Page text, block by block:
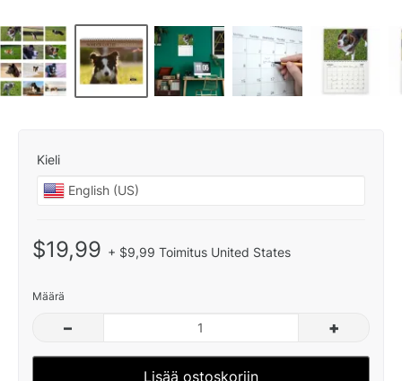
Kieli
$19,99 + $9,99 Toimitus United States
Määrä
– +
Lisää ostoskoriin